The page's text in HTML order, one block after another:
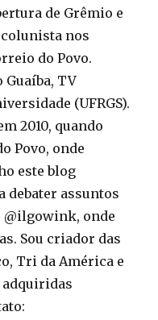
de Grêmio e
nos
do Povo.
Guaíba, TV
(UFRGS).
2010, quando
Povo, onde
este blog
debater assuntos
@ilgowink, onde
Sou criador das
Tri da América e
adquiridas